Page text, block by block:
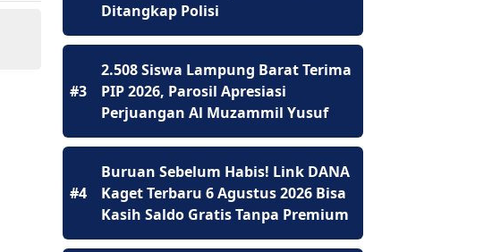
Ditangkap Polisi
#3
2.508 Siswa Lampung Barat Terima
PIP 2026, Parosil Apresiasi
Perjuangan Al Muzammil Yusuf
#4
Buruan Sebelum Habis! Link DANA
Kaget Terbaru 6 Agustus 2026 Bisa
Kasih Saldo Gratis Tanpa Premium